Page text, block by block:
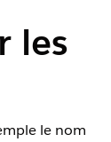
les
le nom